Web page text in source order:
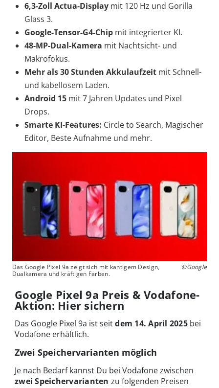
6,3-Zoll Actua-Display mit 120 Hz und Gorilla
Glass 3.
Google-Tensor-G4-Chip mit integrierter KI.
48-MP-Dual-Kamera mit Nachtsicht- und
Makrofokus.
Mehr als 30 Stunden Akkulaufzeit mit Schnell-
und kabellosem Laden.
Android 15 mit 7 Jahren Updates und Pixel
Drops.
Smarte KI-Features: Circle to Search, Magischer
Editor, Beste Aufnahme und mehr.
Das Google Pixel 9a zeigt sich mit kantigem Design,
Dualkamera und kräftigen Farben.
©Google
Google Pixel 9a Preis & Vodafone-
Aktion: Hier sichern
Das Google Pixel 9a ist seitdem 14. April 2025bei
Vodafone erhältlich.
Zwei Speichervarianten möglich
Je nach Bedarf kannst Du bei Vodafone zwischen
zwei Speichervarianten zu folgenden Preisen